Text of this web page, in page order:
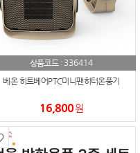
상품코드 : 336414
베온 히트베어PTC미니팬히터온풍기
16,800원